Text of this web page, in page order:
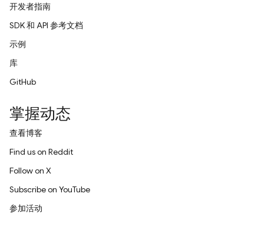
开发者指南
SDK 和 API 参考文档
示例
库
GitHub
掌握动态
查看博客
Find us on Reddit
Follow on X
Subscribe on YouTube
参加活动